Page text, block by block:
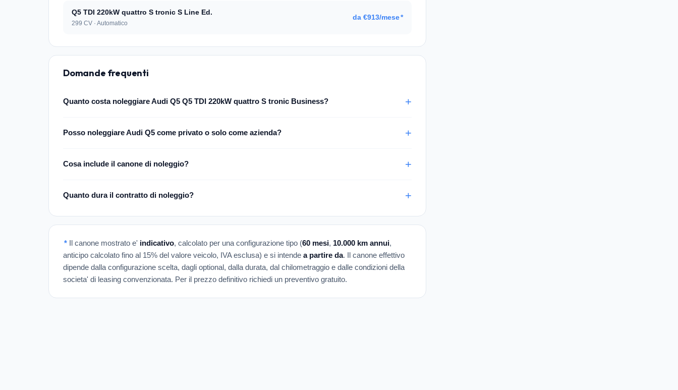
Q5 TDI 220kW quattro S tronic S Line Ed.
299 CV · Automatico
da €913/mese*
Domande frequenti
Quanto costa noleggiare Audi Q5 Q5 TDI 220kW quattro S tronic Business?
Posso noleggiare Audi Q5 come privato o solo come azienda?
Cosa include il canone di noleggio?
Quanto dura il contratto di noleggio?
* Il canone mostrato e' indicativo, calcolato per una configurazione tipo (60 mesi, 10.000 km annui,
anticipo calcolato fino al 15% del valore veicolo, IVA esclusa) e si intende a partire da. Il canone effettivo
dipende dalla configurazione scelta, dagli optional, dalla durata, dal chilometraggio e dalle condizioni della
societa' di leasing convenzionata. Per il prezzo definitivo richiedi un preventivo gratuito.